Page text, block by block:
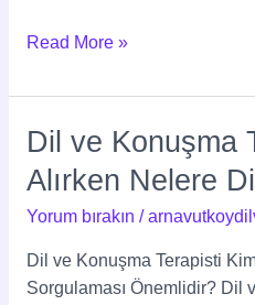
Read More »
Dil ve Konuşma
Alırken Nelere
Yorum bırakın /
Dil ve Konuşma Terapisti
Sorgulaması Önemlidir? Dil
Dil
Konuşma
Terapisi
Alırken
Nelere